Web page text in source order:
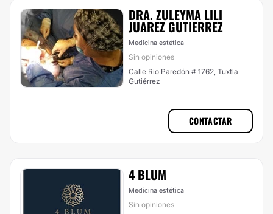
DRA. ZULEYMA LILI
JUAREZ GUTIERREZ
Medicina estética
Sin opiniones
Calle Rio Paredón # 1762, Tuxtla
Gutiérrez
CONTACTAR
4 BLUM
Medicina estética
Sin opiniones